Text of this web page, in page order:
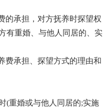
的承担，对方抚养时探望权
有重婚、与他人同居的、实
费承担、探望方式的理由和
(重婚或与他人同居的;实施